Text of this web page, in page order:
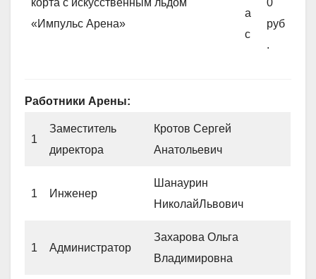
«Импульс Арена»
а
с
руб
.
Работники Арены:
1
Заместитель
директора
Кротов Сергей
Анатольевич
1 Инженер
Шанаурин
НиколайЛьвович
1 Администратор
Захарова Ольга
Владимировна